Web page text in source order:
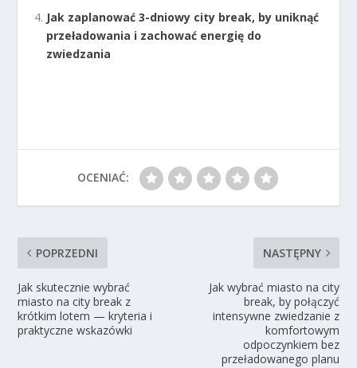
Jak zaplanować 3-dniowy city break, by uniknąć
przeładowania i zachować energię do
zwiedzania
OCENIAĆ:
POPRZEDNI
Jak skutecznie wybrać
miasto na city break z
krótkim lotem — kryteria i
praktyczne wskazówki
NASTĘPNY
Jak wybrać miasto na city
break, by połączyć
intensywne zwiedzanie z
komfortowym
odpoczynkiem bez
przeładowanego planu